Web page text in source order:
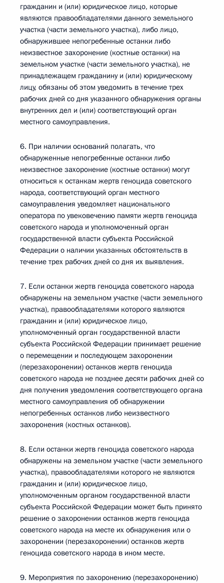
гражданин и (или) юридическое лицо, которые
являются правообладателями данного земельного
участка (части земельного участка), либо лицо,
обнаружившее непогребенные останки либо
неизвестное захоронение (костные останки) на
земельном участке (части земельного участка), не
принадлежащем гражданину и (или) юридическому
лицу, обязаны об этом уведомить в течение трех
рабочих дней со дня указанного обнаружения органы
внутренних дел и (или) соответствующий орган
местного самоуправления.
6. При наличии оснований полагать, что
обнаруженные непогребенные останки либо
неизвестное захоронение (костные останки) могут
относиться к останкам жертв геноцида советского
народа, соответствующий орган местного
самоуправления уведомляет национального
оператора по увековечению памяти жертв геноцида
советского народа и уполномоченный орган
государственной власти субъекта Российской
Федерации о наличии указанных обстоятельств в
течение трех рабочих дней со дня их выявления.
7. Если останки жертв геноцида советского народа
обнаружены на земельном участке (части земельного
участка), правообладателями которого являются
гражданин и (или) юридическое лицо,
уполномоченный орган государственной власти
субъекта Российской Федерации принимает решение
о перемещении и последующем захоронении
(перезахоронении) останков жертв геноцида
советского народа не позднее десяти рабочих дней со
дня получения уведомления соответствующего органа
местного самоуправления об обнаружении
непогребенных останков либо неизвестного
захоронения (костных останков).
8. Если останки жертв геноцида советского народа
обнаружены на земельном участке (части земельного
участка), правообладателями которого не являются
гражданин и (или) юридическое лицо,
уполномоченным органом государственной власти
субъекта Российской Федерации может быть принято
решение о захоронении останков жертв геноцида
советского народа на месте их обнаружения или о
захоронении (перезахоронении) останков жертв
геноцида советского народа в ином месте.
9. Мероприятия по захоронению (перезахоронению)